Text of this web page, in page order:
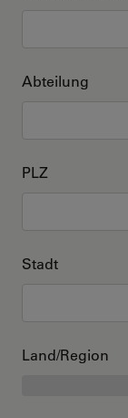
Abteilung
PLZ
Stadt
Land/Region